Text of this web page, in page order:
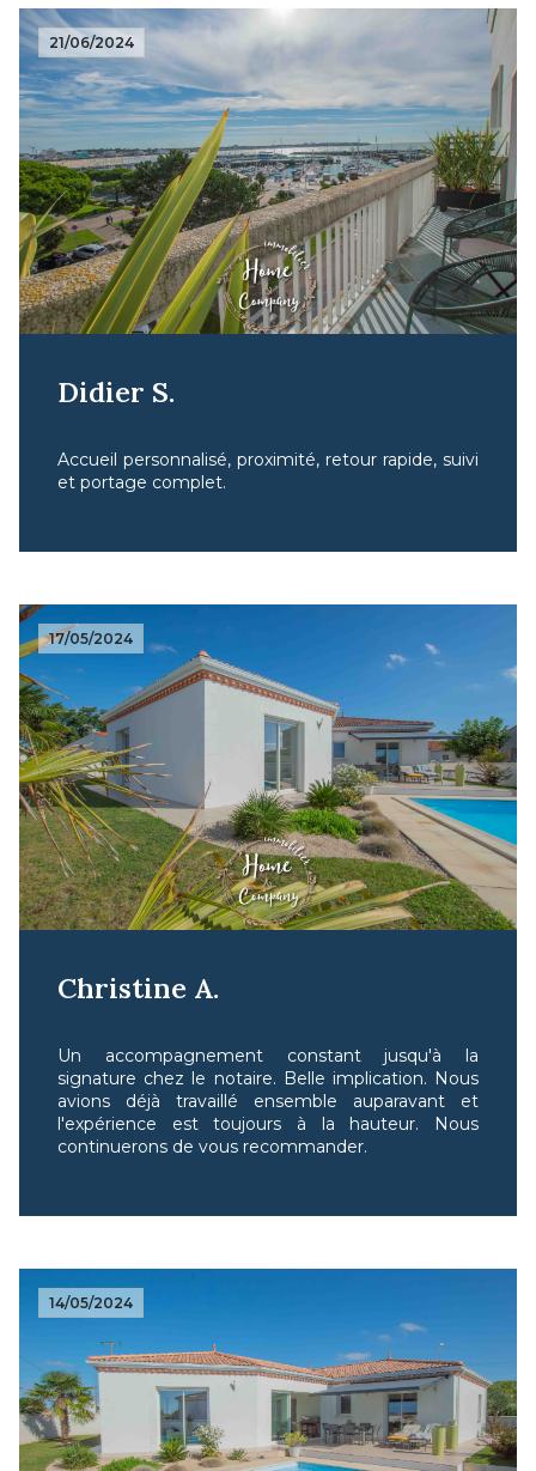
21/06/2024
Didier S.
Accueil personnalisé, proximité, retour rapide, suivi
et portage complet.
17/05/2024
Christine A.
Un accompagnement constant jusqu'à la
signature chez le notaire. Belle implication. Nous
avions déjà travaillé ensemble auparavant et
l'expérience est toujours à la hauteur. Nous
continuerons de vous recommander.
14/05/2024